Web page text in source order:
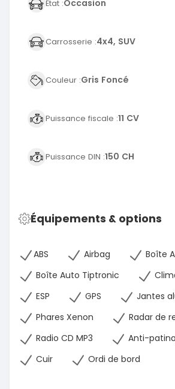
État :Occasion
Carrosserie :4x4, SUV
Couleur :Gris Foncé
Puissance fiscale :11 CV
Puissance DIN :150 CH
Équipements & options
ABS Airbag
Boîte
Boîte Auto Tiptronic
ESP
GPS
Jantes
Phares Xenon
Radar de
Radio CD MP3
Anti-
Cuir
Ordi de bord